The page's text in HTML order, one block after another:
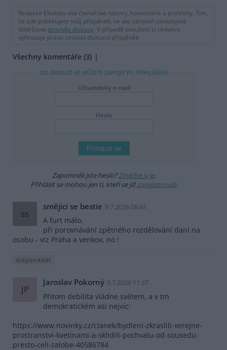
Redakce Ekolistu vítá čtenářské názory, komentáře a postřehy. Tím,
že zde publikujete svůj příspěvek, se ale zároveň zavazujete
dodržovat pravidla diskuse. V případě porušení si redakce
vyhrazuje právo smazat diskusní příspěvěk
Všechny komentáře (3)
DO DISKUZE SE MŮŽETE ZAPOJIT PO PŘIHLÁŠENÍ
Uživatelský e-mail
Heslo
Zapomněli jste heslo?Změňte si je.
Přihlásit se mohou jen ti, kteří se jižzaregistrovali.
ss
smějící se bestie 9.7.2026 08:41
A furt málo,
při porovnávání zpětného rozdělování daní na
osobu - viz Praha a venkov, no !
Odpovědět
JP
Jaroslav Pokorný 9.7.2026 11:37
Přitom debilita vládne světem, a v tm
demokratickém asi nejvíc:
https://www.novinky.cz/clanek/bydleni-zkraslili-verejne-
prostranstvi-kvetinami-a-sklidili-pochvalu-od-sousedu-
presto-celi-zalobe-40586784